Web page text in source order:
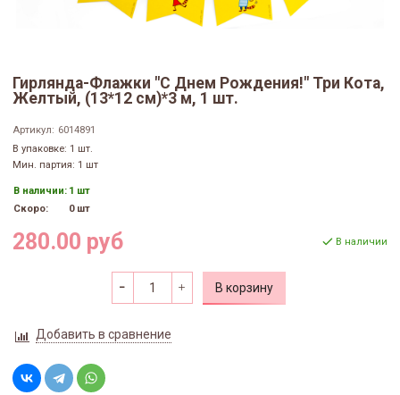
Гирлянда-Флажки "С Днем Рождения!" Три Кота,
Желтый, (13*12 см)*3 м, 1 шт.
Артикул: 6014891
В упаковке: 1 шт.
Мин. партия: 1 шт
В наличии: 1 шт
Скоро:
0 шт
280.00 руб В наличии
В корзину
Добавить в сравнение